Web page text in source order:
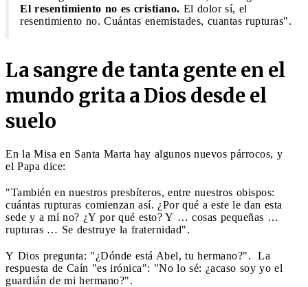
El resentimiento no es cristiano. El dolor sí, el
resentimiento no. Cuántas enemistades, cuantas rupturas".
La sangre de tanta gente en el
mundo grita a Dios desde el
suelo
En la Misa en Santa Marta hay algunos nuevos párrocos, y
el Papa dice:
"También en nuestros presbíteros, entre nuestros obispos:
cuántas rupturas comienzan así. ¿Por qué a este le dan esta
sede y a mí no? ¿Y por qué esto? Y … cosas pequeñas …
rupturas … Se destruye la fraternidad".
Y Dios pregunta: "¿Dónde está Abel, tu hermano?". La
respuesta de Caín "es irónica": "No lo sé: ¿acaso soy yo el
guardián de mi hermano?".